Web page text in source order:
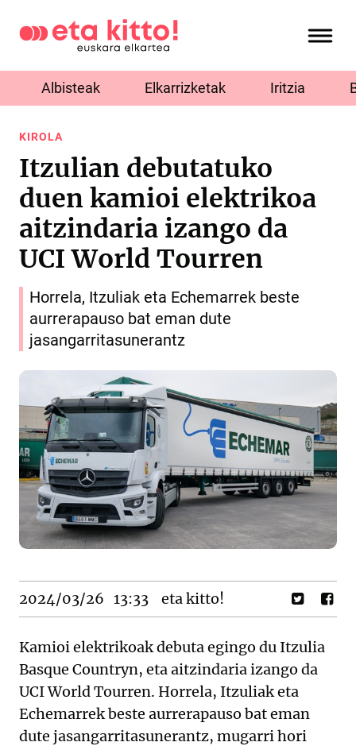
Albisteak Elkarrizketak Iritzia
KIROLA
Itzulian debutatuko
duen kamioi elektrikoa
aitzindaria izango da
UCI World Tourren
Horrela, Itzuliak eta Echemarrek beste
aurrerapauso bat eman dute
jasangarritasunerantz
2024/03/26 13:33 eta kitto!
Kamioi elektrikoak debuta egingo du Itzulia
Basque Countryn, eta aitzindaria izango da
UCI World Tourren. Horrela, Itzuliak eta
Echemarrek beste aurrerapauso bat eman
dute jasangarritasunerantz, mugarri hori